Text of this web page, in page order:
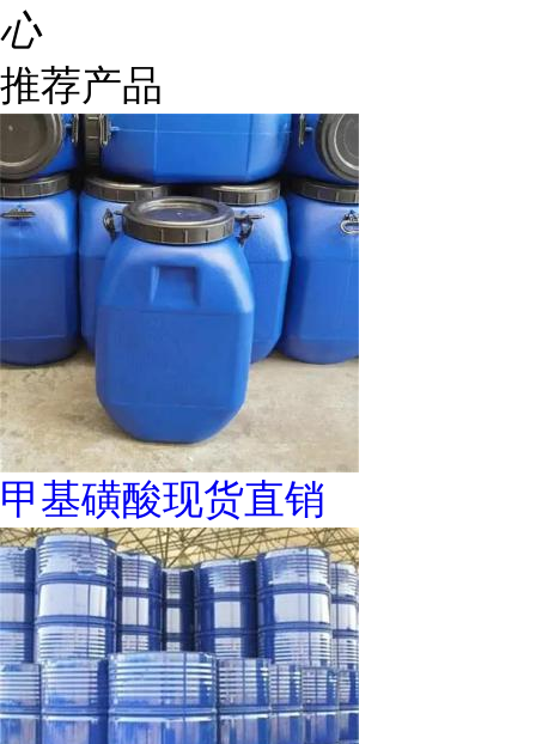
心
推荐产品
甲基磺酸现货直销